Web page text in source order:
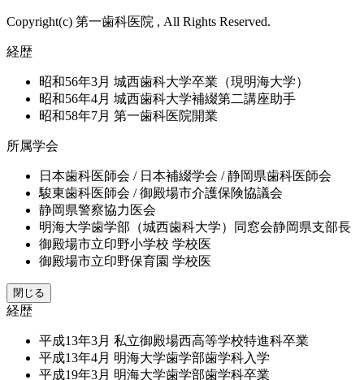
Copyright(c) 第一歯科医院 , All Rights Reserved.
経歴
昭和56年3月 城西歯科大学卒業（現明海大学）
昭和56年4月 城西歯科大学補綴第二講座助手
昭和58年7月 第一歯科医院開業
所属学会
日本歯科医師会 / 日本補綴学会 / 静岡県歯科医師会
駿東歯科医師会 / 御殿場市介護保険協議会
静岡県警察協力医会
明海大学歯学部（城西歯科大学）同窓会静岡県支部長
御殿場市立印野小学校 学校医
御殿場市立印野保育園 学校医
閉じる
経歴
平成13年3月 私立御殿場西高等学校特進科卒業
平成13年4月 明海大学歯学部歯学科入学
平成19年3月 明海大学歯学部歯学科卒業